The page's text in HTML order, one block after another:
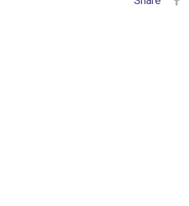
2019